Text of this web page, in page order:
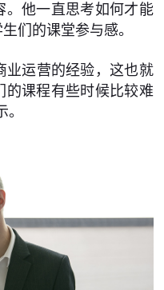
。他一直思考如何才能
们的课堂参与感。
业运营的经验，这也就
的课程有些时候比较难